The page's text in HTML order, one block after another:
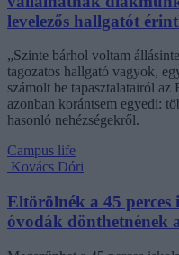
levelezős hallgatót
„Szinte bárhol voltam
tagozatos hallgató vagyok,
számolt be tapasztalatairól
azonban korántsem egyedi:
hasonló nehézségekről.
Campus life
Kovács Dóri
Eltörölnék a 45 perces
óvodák dönthetnének